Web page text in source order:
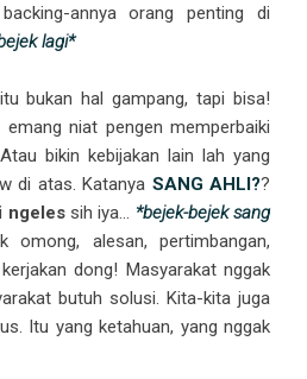
annya orang penting di
lagi*
bukan hal gampang, tapi bisa!
niat pengen memperbaiki
bikin kebijakan lain lah yang
di atas. Katanya SANG AHLI??
ngelessih iya... *bejek-bejek sang
omong, alesan, pertimbangan,
dong! Masyarakat nggak
butuh solusi. Kita-kita juga
Itu yang ketahuan, yang nggak